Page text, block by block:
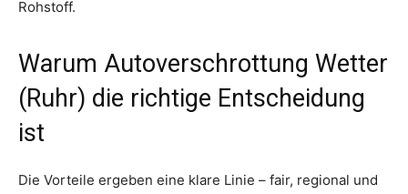
Rohstoff.
Warum Autoverschrottung Wetter
(Ruhr) die richtige Entscheidung
ist
Die Vorteile ergeben eine klare Linie – fair, regional und